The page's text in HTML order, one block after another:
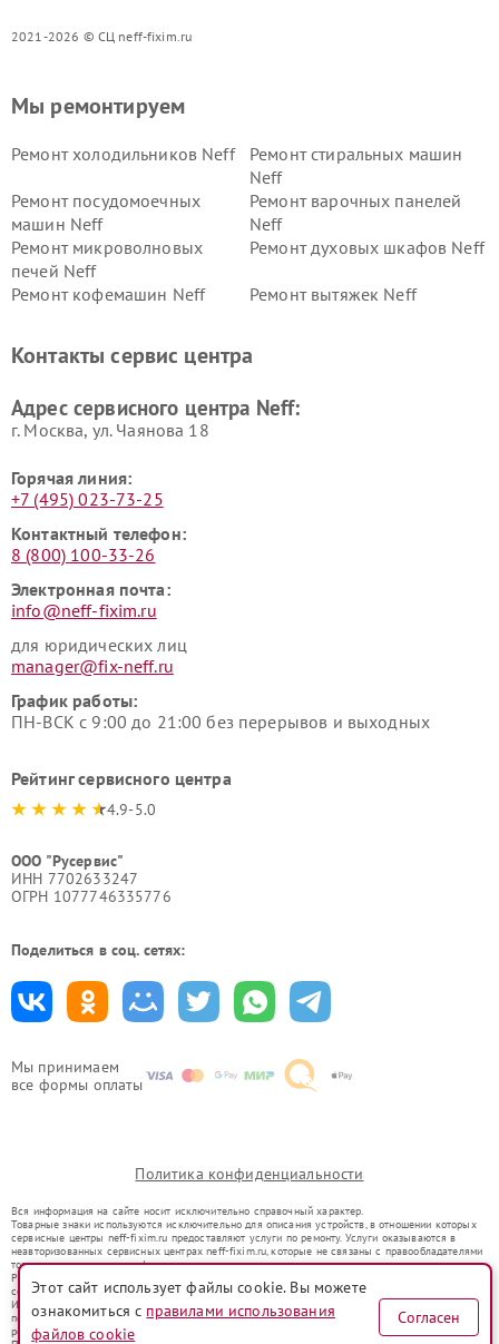
2021-2026 © СЦ neff-fixim.ru
Мы принимаем
все формы оплаты
Мы ремонтируем
Ремонт холодильников Neff
Ремонт стиральных машин
Neff
Ремонт посудомоечных
машин Neff
Ремонт варочных панелей
Neff
Ремонт микроволновых
печей Neff
Ремонт духовых шкафов Neff
Ремонт кофемашин Neff Ремонт вытяжек Neff
Контакты сервис центра
Адрес сервисного центра Neff:
г. Москва, ул. Чаянова 18
Горячая линия:
+7 (495) 023-73-25
Контактный телефон:
8 (800) 100-33-26
Электронная почта:
info@neff-fixim.ru
для юридических лиц
manager@fix-neff.ru
График работы:
ПН-ВСК с 9:00 до 21:00 без перерывов и выходных
Рейтинг сервисного центра
4.9-5.0
ООО "Русервис"
ИНН 7702633247
ОГРН 1077746335776
Поделиться в соц. сетях:
Политика конфиденциальности
Вся информация на сайте носит исключительно справочный характер.
Товарные знаки используются исключительно для описания устройств, в отношении которых
сервисные центры neff-fixim.ru предоставляют услуги по ремонту. Услуги оказываются в
неавторизованных сервисных центрах neff-fixim.ru, которые не связаны с правообладателями
товарных знаков или их официальными представителями.
Ремонт осуществляется для устройств, уже введенных в гражданский оборот в соответствии
со статьей 1487 ГК РФ.
Использование товарных знаков не преследует цели индивидуализации услуг или введения
потребителей в заблуждение, а служит для информирования о предоставляемых услугах по
ремонту техники указанных брендов.
Этот сайт использует файлы cookie. Вы можете
ознакомиться с правилами использования
файлов cookie
Согласен